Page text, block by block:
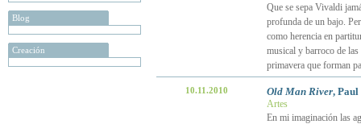
Blog
Creación
Que se sepa Vivaldi
profunda de un bajo.
como herencia en
musical y barroco de
primavera que forman
10.11.2010 Old Man River, Paul
Artes
En mi imaginación las